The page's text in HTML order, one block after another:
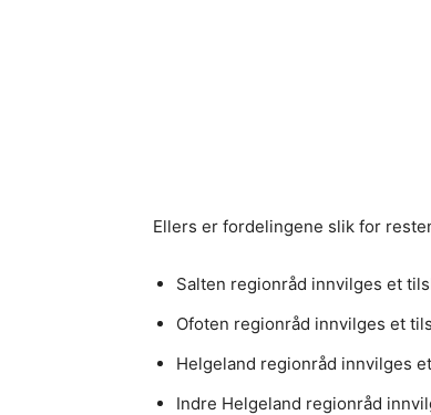
Ellers er fordelingene slik for
Salten regionråd innvilges et
Ofoten regionråd innvilges et
Helgeland regionråd innvilges
Indre Helgeland regionråd